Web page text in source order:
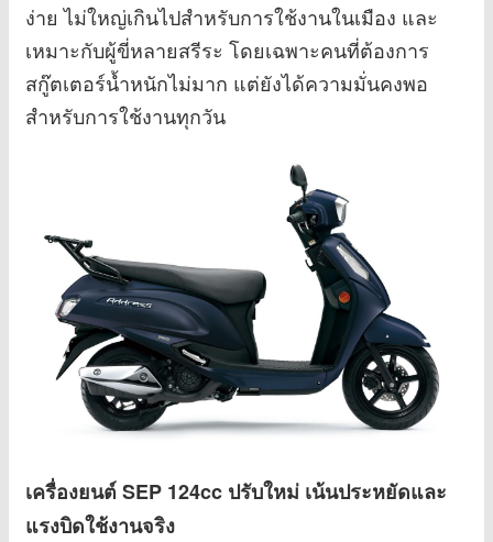
ง่าย ไม่ใหญ่เกินไปสำหรับการใช้งานในเมือง และ
เหมาะกับผู้ขี่หลายสรีระ โดยเฉพาะคนที่ต้องการ
สกู๊ตเตอร์น้ำหนักไม่มาก แต่ยังได้ความมั่นคงพอ
สำหรับการใช้งานทุกวัน
เครื่องยนต์ SEP 124cc ปรับใหม่ เน้นประหยัดและ
แรงบิดใช้งานจริง